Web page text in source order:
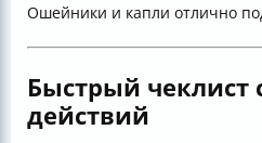
Ошейники и капли отлично
Быстрый
действий